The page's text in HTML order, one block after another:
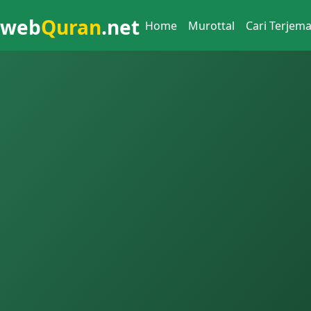
webQuran.net Home Murottal Cari